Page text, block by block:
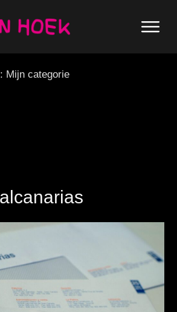
Mijn categorie